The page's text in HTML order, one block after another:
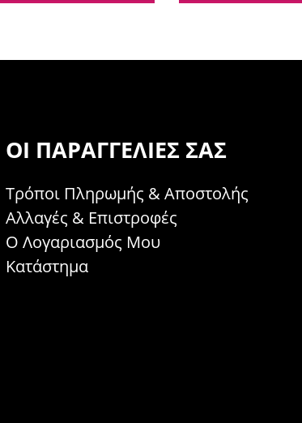
ΟΙ ΠΑΡΑΓΓΕΛΊΕΣ ΣΑΣ
Τρόποι Πληρωμής & Αποστολής
Αλλαγές & Επιστροφές
Ο Λογαριασμός Μου
Κατάστημα